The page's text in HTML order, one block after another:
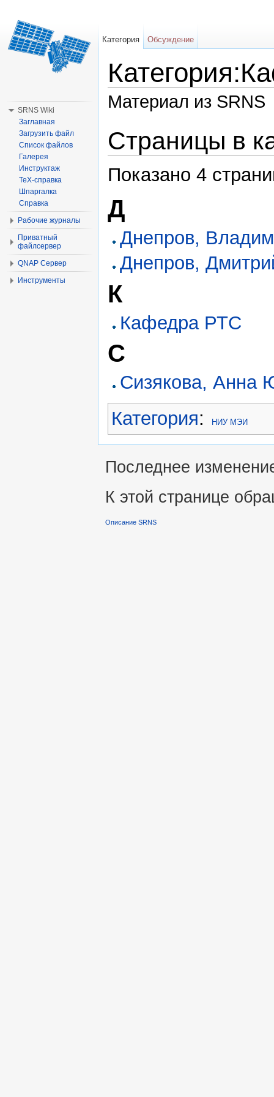
Материал из SRNS
Страницы в
Показано 4
Д
Днепров,
Днепров,
К
Кафедра РТС
С
Сизякова, Анна
Категория: НИУ МЭИ
Категория Обсуждение
SRNS Wiki
Заглавная
Загрузить файл
Список файлов
Галерея
Инструктаж
TeX-справка
Шпаргалка
Справка
Рабочие журналы
Приватный
файлсервер
QNAP Сервер
Инструменты
Последнее
К этой странице
Описание SRNS